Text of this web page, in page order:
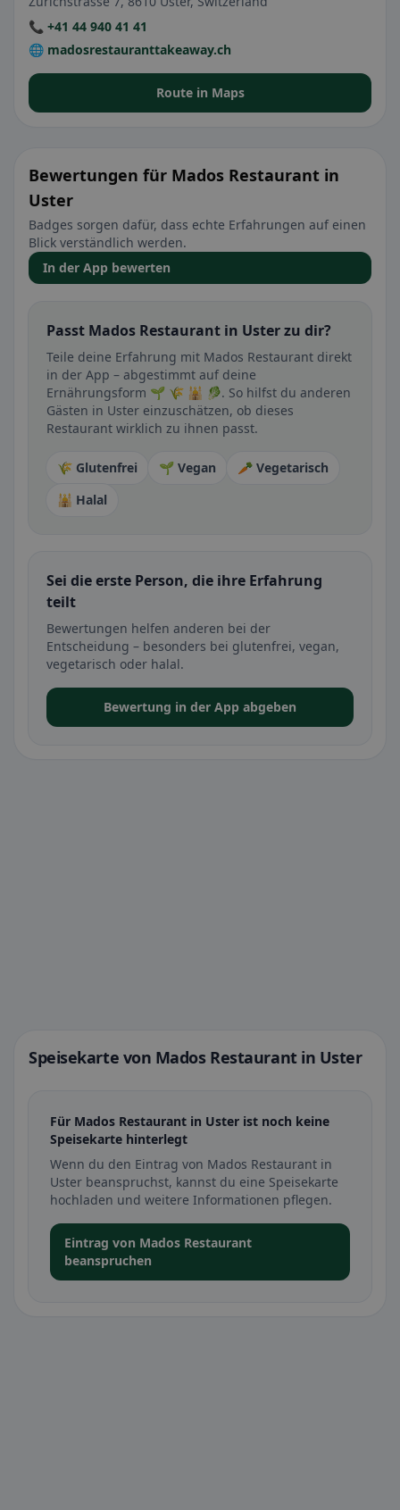
📞 +41 44 940 41 41
🌐 madosrestauranttakeaway.ch
Route in Maps
Bewertungen für Mados Restaurant in
Uster
Badges sorgen dafür, dass echte Erfahrungen auf einen
Blick verständlich werden.
In der App bewerten
Passt Mados Restaurant in Uster zu dir?
Teile deine Erfahrung mit Mados Restaurant direkt
in der App – abgestimmt auf deine
Ernährungsform 🌱 🌾 🕌 🥬. So hilfst du anderen
Gästen in Uster einzuschätzen, ob dieses
Restaurant wirklich zu ihnen passt.
🌾 Glutenfrei 🌱 Vegan
🥕 Vegetarisch
🕌 Halal
Sei die erste Person, die ihre Erfahrung
teilt
Bewertungen helfen anderen bei der
Entscheidung – besonders bei glutenfrei, vegan,
vegetarisch oder halal.
Bewertung in der App abgeben
Speisekarte von Mados Restaurant in Uster
Für Mados Restaurant in Uster ist noch keine
Speisekarte hinterlegt
Wenn du den Eintrag von Mados Restaurant in
Uster beanspruchst, kannst du eine Speisekarte
hochladen und weitere Informationen pflegen.
Eintrag von Mados Restaurant
beanspruchen